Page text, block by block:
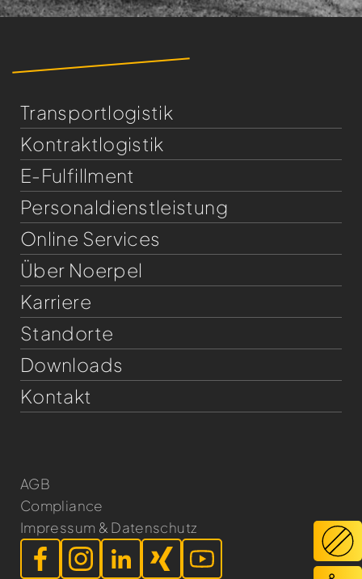
Transportlogistik
Kontraktlogistik
E-Fulfillment
Personaldienst­leistung
Online Services
Über Noerpel
Karriere
Standorte
Downloads
Kontakt
AGB
Compliance
Impressum & Datenschutz